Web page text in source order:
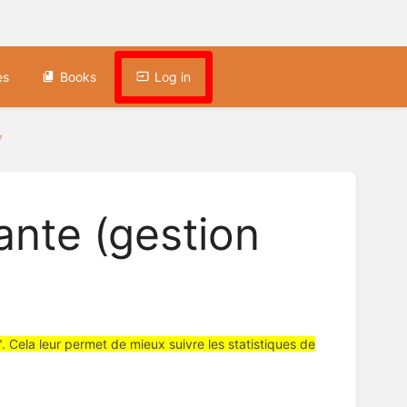
Books Log in
(gestion
leur permet de mieux suivre les statistiques de